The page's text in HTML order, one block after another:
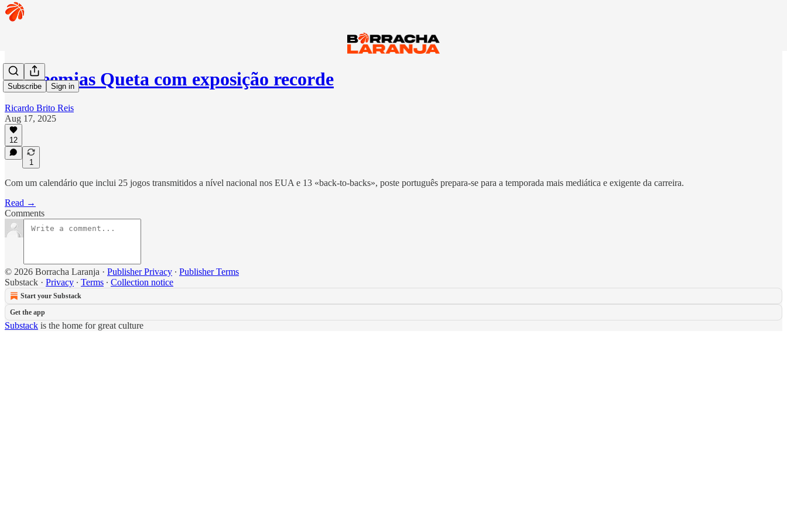
Subscribe Sign in
🏀 Neemias Queta com exposição recorde
Ricardo Brito Reis
Aug 17, 2025
12
1
Com um calendário que inclui 25 jogos transmitidos a nível nacional nos EUA e 13 «back-to-backs», poste português prepara-se para a temporada mais mediática e exigente da carreira.
Read →
Comments
© 2026 Borracha Laranja · Publisher Privacy ∙ Publisher Terms
Substack · Privacy ∙ Terms ∙ Collection notice
Start your Substack
Get the app
Substack is the home for great culture